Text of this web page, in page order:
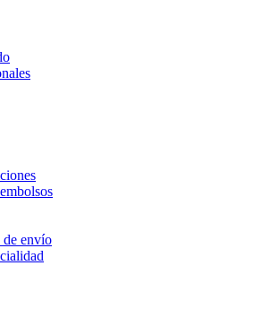
de envío